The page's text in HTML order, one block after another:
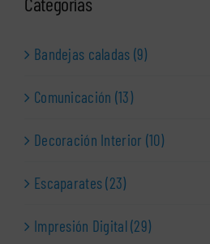
Bandejas caladas (9)
Comunicación (13)
Decoración Interior (10)
Escaparates (23)
Impresión Digital (29)